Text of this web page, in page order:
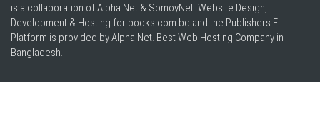
is a collaboration of Alpha Net & SomoyNet. Website Design,
Development & Hosting for books.com.bd and the Publishers E-
Platform is provided by Alpha Net. BestWeb Hosting Company in
Bangladesh.